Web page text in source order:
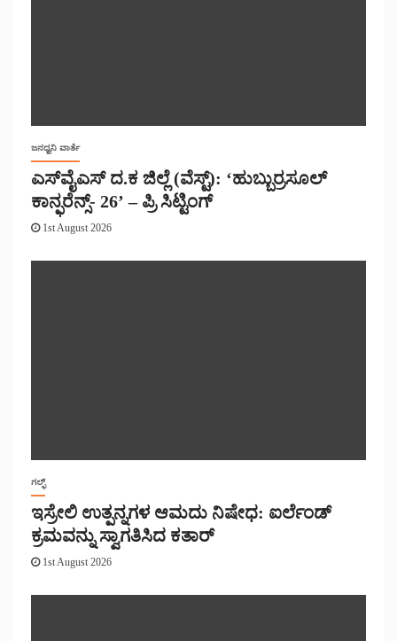
ಜನಧ್ವನಿ ವಾರ್ತೆ
ಎಸ್‌ವೈಎಸ್ ದ.ಕ ಜಿಲ್ಲೆ (ವೆಸ್ಟ್): ‘ಹುಬ್ಬುರ್ರಸೂಲ್
ಕಾನ್ಫರೆನ್ಸ್- 26’ – ಪ್ರಿ ಸಿಟ್ಟಿಂಗ್
1st August 2026
ಗಲ್ಫ್
ಇಸ್ರೇಲಿ ಉತ್ಪನ್ನಗಳ ಆಮದು ನಿಷೇಧ: ಐರ್ಲೆಂಡ್
ಕ್ರಮವನ್ನು ಸ್ವಾಗತಿಸಿದ ಕತಾರ್
1st August 2026